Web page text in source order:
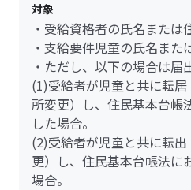
対象
・受給資格者の氏名または
・支給要件児童の氏名ま
・ただし、以下の場合は届
(1)受給者が児童と共に転
所変更）し、住民基本台帳
した場合。
(2)受給者が児童と共に転
更）し、住民基本台帳法に
場合。